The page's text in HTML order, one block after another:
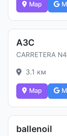
Map
АЗС
CARRETERA
3.1 км
Map
ballenoil